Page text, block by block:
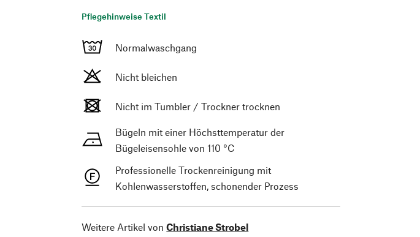
Pflegehinweise Textil
Normalwaschgang
Nicht bleichen
Nicht im Tumbler / Trockner trocknen
Bügeln mit einer Höchsttemperatur der
Bügeleisensohle von 110 °C
Professionelle Trockenreinigung mit
Kohlenwasserstoffen, schonender Prozess
Weitere Artikel von Christiane Strobel